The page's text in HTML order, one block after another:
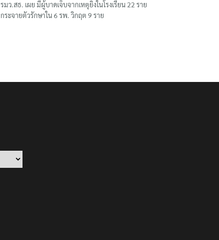
รมว.สธ. เผย มีผู้บาดเจ็บจากเหตุยิงในโรงเรียน 22 ราย
กระจายตัวรักษาใน 6 รพ. วิกฤต 9 ราย